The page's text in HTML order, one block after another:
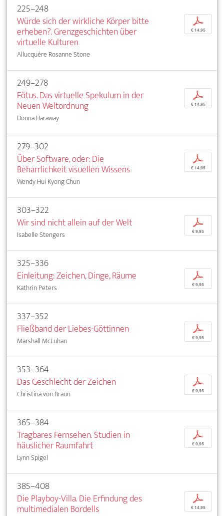
225–248
Würde sich der wirkliche Körper bitte
erheben?. Grenzgeschichten über
virtuelle Kulturen
Allucquère Rosanne Stone
p
€ 14,95
249–278
Fötus. Das virtuelle Spekulum in der
Neuen Weltordnung
Donna Haraway
p
€ 14,95
279–302
Über Software, oder: Die
Beharrlichkeit visuellen Wissens
Wendy Hui Kyong Chun
p
€ 14,95
303–322
Wir sind nicht allein auf der Welt
Isabelle Stengers
p
€ 9,95
325–336
Einleitung: Zeichen, Dinge, Räume
Kathrin Peters
p
€ 9,95
337–352
Fließband der Liebes-Göttinnen
Marshall McLuhan
p
€ 9,95
353–364
Das Geschlecht der Zeichen
Christina von Braun
p
€ 9,95
365–384
Tragbares Fernsehen. Studien in
häuslicher Raumfahrt
Lynn Spigel
p
€ 9,95
385–408
Die Playboy-Villa. Die Erfindung des
multimedialen Bordells
p
€ 14,95